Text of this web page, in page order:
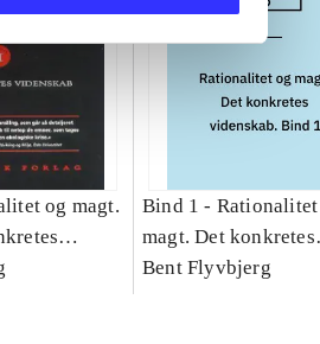
og magt.
Bind 1 -
magt. Det konkretes
videnskab. Bind 1
Bent Flyvbjerg